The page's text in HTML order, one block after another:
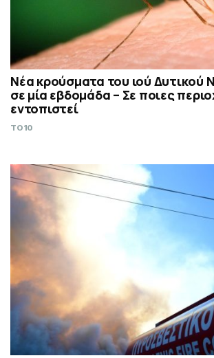
Νέα κρούσματα του ιού Δυτικού
σε μία εβδομάδα – Σε ποιες
εντοπιστεί
TO10